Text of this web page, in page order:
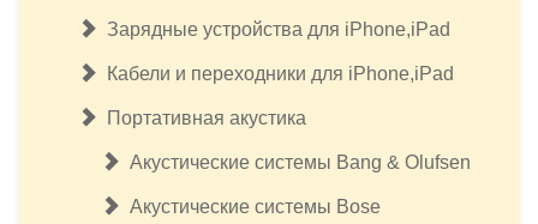
Зарядные устройства для iPhone,iPad
Кабели и переходники для iPhone,iPad
Портативная акустика
Акустические системы Bang & Olufsen
Акустические системы Bose